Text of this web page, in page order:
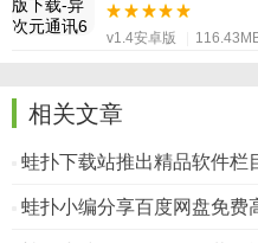
v1.4安卓版
相关文章
蛙扑下载站推出精品软件栏
蛙扑小编分享百度网盘免费